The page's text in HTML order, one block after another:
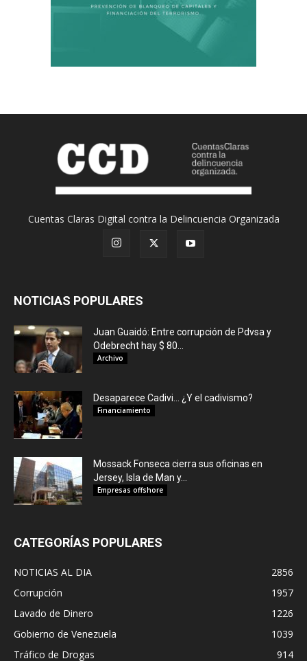
Cuentas Claras Digital contra la Delincuencia Organizada
NOTICIAS POPULARES
Juan Guaidó: Entre corrupción de Pdvsa y
Odebrecht hay $ 80...
Archivo
Desaparece Cadivi… ¿Y el cadivismo?
Financiamiento
Mossack Fonseca cierra sus oficinas en
Jersey, Isla de Man y...
Empresas offshore
CATEGORÍAS POPULARES
NOTICIAS AL DIA
2856
Corrupción
1957
Lavado de Dinero
1226
Gobierno de Venezuela
1039
Tráfico de Drogas
914